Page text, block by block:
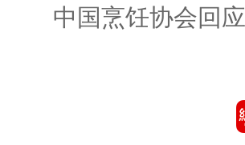
中国烹饪协会回应